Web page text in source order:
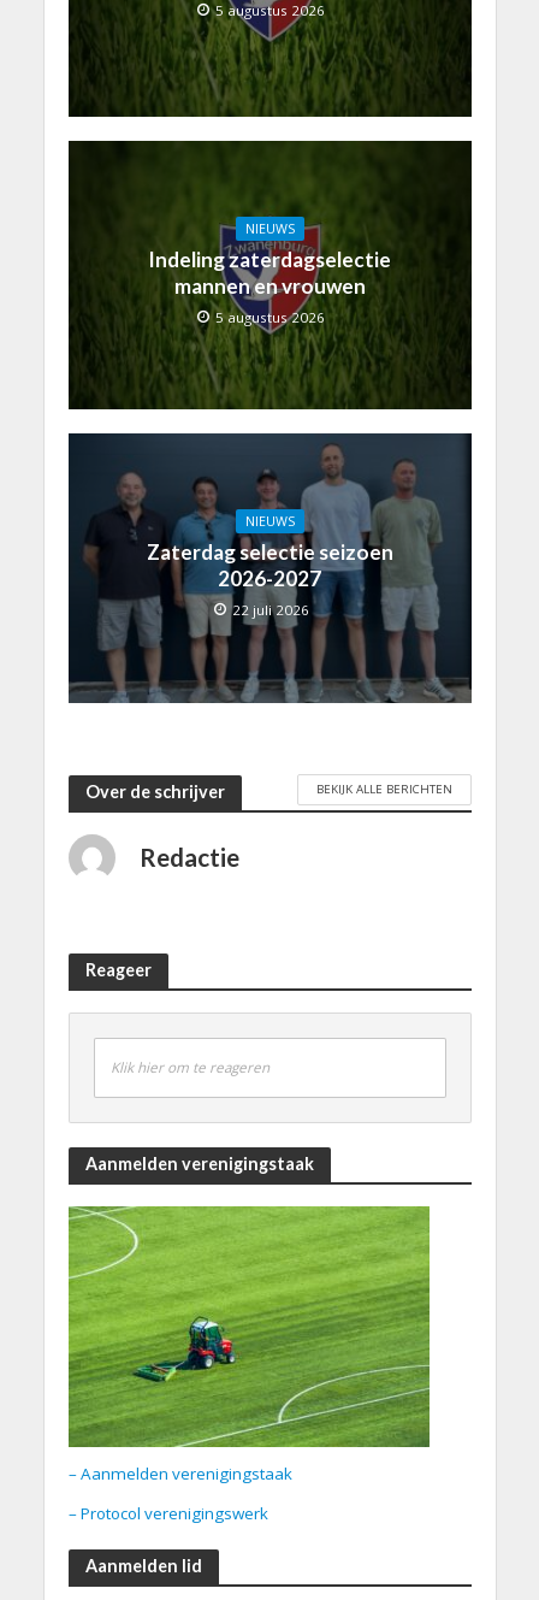
5 augustus 2026
NIEUWS
Indeling zaterdagselectie
mannen en vrouwen
5 augustus 2026
NIEUWS
Zaterdag selectie seizoen
2026-2027
22 juli 2026
Over de schrijver BEKIJK ALLE BERICHTEN
Redactie
Reageer
Klik hier om te reageren
Aanmelden verenigingstaak
– Aanmelden verenigingstaak
– Protocol verenigingswerk
Aanmelden lid